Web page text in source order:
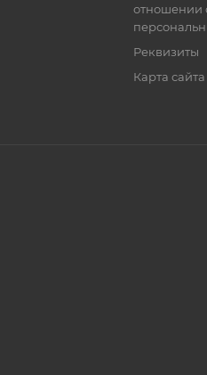
отношении
Реквизиты
Карта сайта